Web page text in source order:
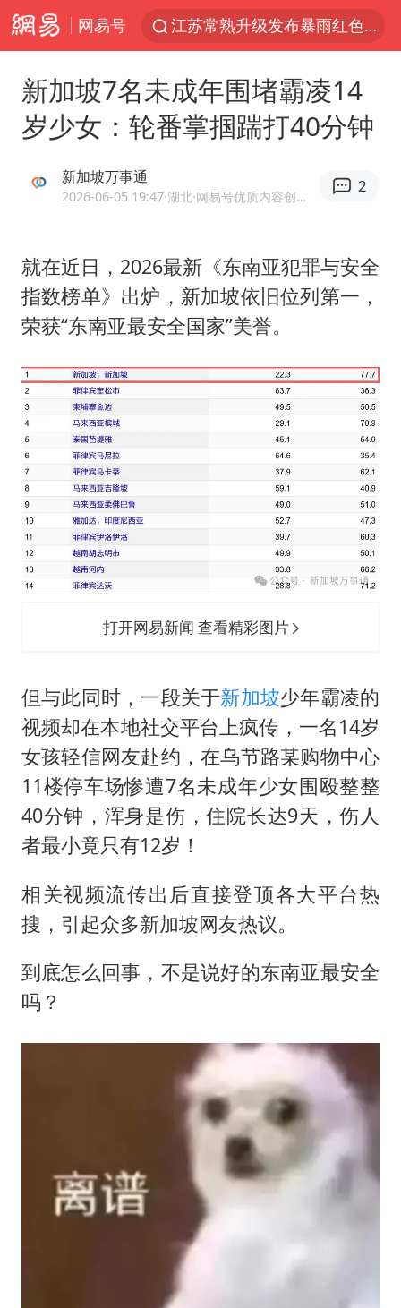
网易号
江苏常熟升级发布暴雨红色预警
大疆错失宇树
SK海力士回应“或出售重庆工厂”传闻
独闯南太行失联女子遗体已找到
演员秦焰去世 曾出演《狂飙》
费大厨不自称“大王”了
“还不如不放假”
武契奇：欧洲已处于大战边缘
7月CPI同比上涨0.5% 经济内生增长动力持续增强
医疗垃圾做手机壳 这也是谋财害命
部分银行上调存款利率
货车高速制动失灵 交警护航化险为夷
白海豚突然大拐弯 走出罕见路线
新加坡7名未成年围堵霸凌14
岁少女：轮番掌掴踹打40分钟
新加坡万事通
2026-06-05 19:47·湖北 ·网易号优质内容创作者
2
就在近日，2026最新《东南亚犯罪与安全
指数榜单》出炉，新加坡依旧位列第一，
荣获“东南亚最安全国家”美誉。
打开网易新闻 查看精彩图片
但与此同时，一段关于新加坡少年霸凌的
视频却在本地社交平台上疯传，一名14岁
女孩轻信网友赴约，在乌节路某购物中心
11楼停车场惨遭7名未成年少女围殴整整
40分钟，浑身是伤，住院长达9天，伤人
者最小竟只有12岁！
相关视频流传出后直接登顶各大平台热
搜，引起众多新加坡网友热议。
到底怎么回事，不是说好的东南亚最安全
吗？